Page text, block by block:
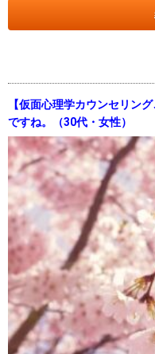
【仮面心理学カウンセリン
ですね。（30代・女性）